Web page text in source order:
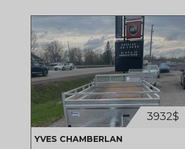
3932$
YVES CHAMBERLAN